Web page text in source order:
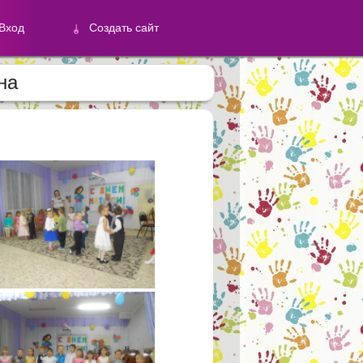
Создать сайт
Создать сайт